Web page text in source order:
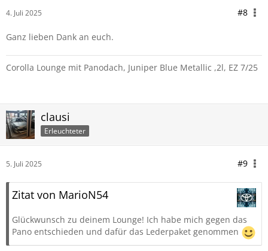
4. Juli 2025 #8
Ganz lieben Dank an euch.
Corolla Lounge mit Panodach, Juniper Blue Metallic ,2l, EZ 7/25
clausi
Erleuchteter
5. Juli 2025 #9
Zitat von MarioN54
Glückwunsch zu deinem Lounge! Ich habe mich gegen das
Pano entschieden und dafür das Lederpaket genommen